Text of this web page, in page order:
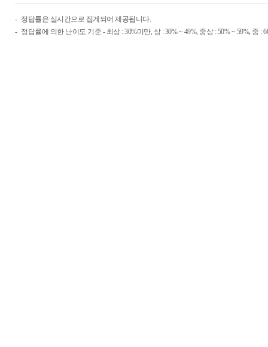
정답률은 실시간으로 집계되어 제공됩니다.
정답률에 의한 난이도 기준 - 최상 : 30%미만, 상 : 30% ~ 49%, 중상 : 50% ~ 59%, 중 :